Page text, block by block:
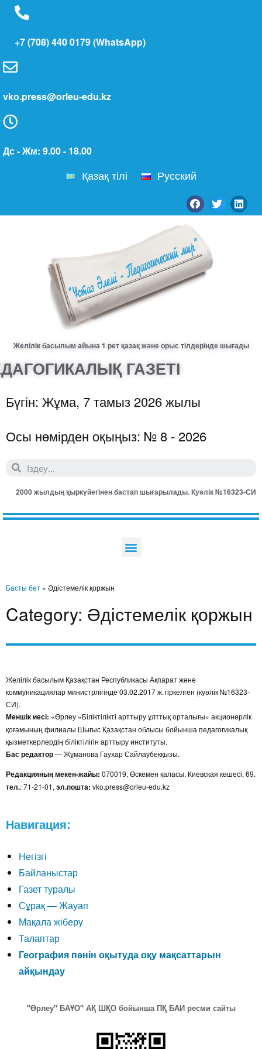
+7 (708) 440 0179 (WhatsApp)
vko.press@orleu-edu.kz
Дс - Жм: 9.00 - 18.00
Қазақ тілі Русский
Желілік басылым айына 1 рет қазақ және орыс тілдерінде шығады
ГАЗЕТІ
Бүгін: Жұма, 7 тамыз 2026 жылы
Осы нөмірден оқыңыз: № 8 - 2026
2000 жылдың қыркүйегінен бастап шығарылады. Куәлік №16323-СИ
Басты бет » Әдістемелік қоржын
Category: Әдістемелік қоржын
Желілік басылым Қазақстан Республикасы Ақпарат және
коммуникациялар министрлігінде 03.02.2017 ж.тіркелген (куәлік №16323-
СИ).
Меншік иесі: «Өрлеу «Біліктілікті арттыру ұлттық орталығы» акционерлік
қоғамының филиалы Шығыс Қазақстан облысы бойынша педагогикалық
қызметкерлердің біліктілігін арттыру институты.
Бас редактор— Жұманова Гаухар Сайлаубекқызы.
Редакцияның мекен-жайы: 070019, Өскемен қаласы, Киевская көшесі, 69.
тел.: 71-21-01,эл.пошта: vko.press@orleu-edu.kz
Навигация:
Негізгі
Байланыстар
Газет туралы
Сұрақ — Жауап
Мақала жіберу
Талаптар
География пәнін оқытуда оқу мақсаттарын
айқындау
"Өрлеу" БАҰО" АҚ ШҚО бойынша ПҚ БАИ ресми сайты